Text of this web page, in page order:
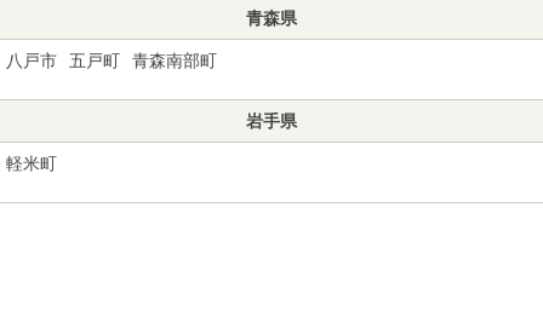
青森県
八戸市 五戸町 青森南部町
岩手県
軽米町